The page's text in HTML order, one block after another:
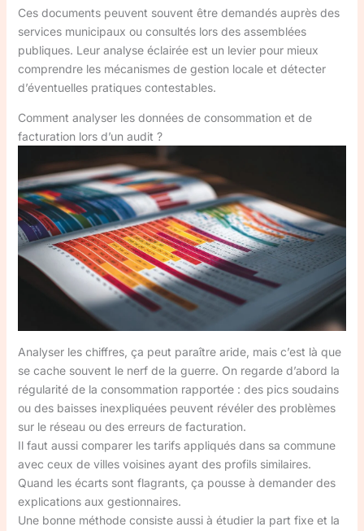
Ces documents peuvent souvent être demandés auprès des
services municipaux ou consultés lors des assemblées
publiques. Leur analyse éclairée est un levier pour mieux
comprendre les mécanismes de gestion locale et détecter
d’éventuelles pratiques contestables.
Comment analyser les données de consommation et de
facturation lors d’un audit ?
Analyser les chiffres, ça peut paraître aride, mais c’est là que
se cache souvent le nerf de la guerre. On regarde d’abord la
régularité de la consommation rapportée : des pics soudains
ou des baisses inexpliquées peuvent révéler des problèmes
sur le réseau ou des erreurs de facturation.
Il faut aussi comparer les tarifs appliqués dans sa commune
avec ceux de villes voisines ayant des profils similaires.
Quand les écarts sont flagrants, ça pousse à demander des
explications aux gestionnaires.
Une bonne méthode consiste aussi à étudier la part fixe et la